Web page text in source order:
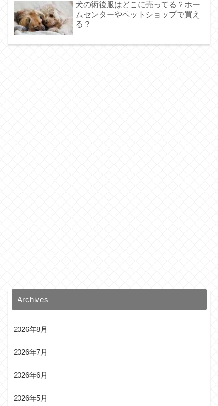
犬の術後服はどこに売ってる？ホー
ムセンターやペットショップで買え
る？
Archives
2026年8月
2026年7月
2026年6月
2026年5月